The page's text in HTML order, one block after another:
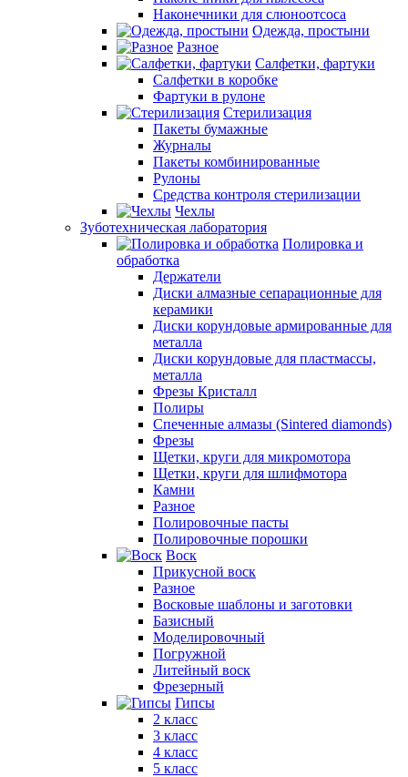
Наконечники для слюноотсоса
Одежда, простыни
Разное
Салфетки, фартуки
Салфетки в коробке
Фартуки в рулоне
Стерилизация
Пакеты бумажные
Журналы
Пакеты комбинированные
Рулоны
Средства контроля стерилизации
Чехлы
Зуботехническая лаборатория
Полировка и
обработка
Держатели
Диски алмазные сепарационные для
керамики
Диски корундовые армированные для
металла
Диски корундовые для пластмассы,
металла
Фрезы Кристалл
Полиры
Спеченные алмазы (Sintered diamonds)
Фрезы
Щетки, круги для микромотора
Щетки, круги для шлифмотора
Камни
Разное
Полировочные пасты
Полировочные порошки
Воск
Прикусной воск
Разное
Восковые шаблоны и заготовки
Базисный
Моделировочный
Погружной
Литейный воск
Фрезерный
Гипсы
2 класс
3 класс
4 класс
5 класс